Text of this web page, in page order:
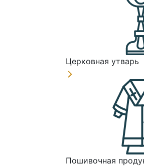
Церковная утварь
Пошивочная